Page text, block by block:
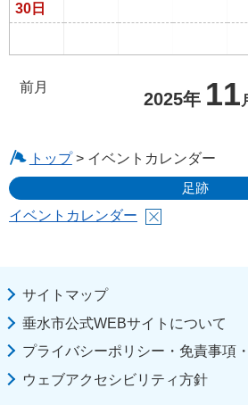
30日
前月
2025年 11
トップ> イベントカレンダー
足跡
イベントカレンダー
サイトマップ
垂水市公式WEBサイトについて
プライバシーポリシー・免責事項
ウェブアクセシビリティ方針